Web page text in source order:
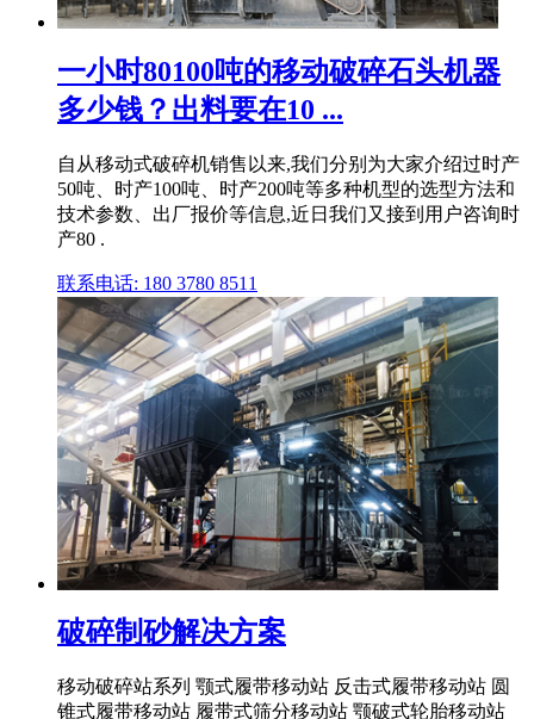
一小时80100吨的移动破碎石头机器
多少钱？出料要在10 ...
自从移动式破碎机销售以来,我们分别为大家介绍过时产
50吨、时产100吨、时产200吨等多种机型的选型方法和
技术参数、出厂报价等信息,近日我们又接到用户咨询时
产80 .
联系电话: 180 3780 8511
破碎制砂解决方案
移动破碎站系列 颚式履带移动站 反击式履带移动站 圆
锥式履带移动站 履带式筛分移动站 颚破式轮胎移动站